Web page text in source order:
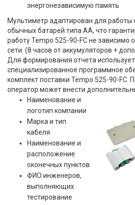
энергонезависимую память
Мультиметр адаптирован для работы
обычных батарей типа АА, что
работу Tempo 525-90-FC не зависимо
сети. (8 часов от аккумуляторов +
Для формирования отчета
специализированное программное
комплект поставки Tempo 525-90-FC.
оператор может внести
Наименование и
логотип компании
Марка и тип
кабеля
Наименование и
расположение
оконечных пунктов
ФИО инженеров,
выполняющих
тестирование